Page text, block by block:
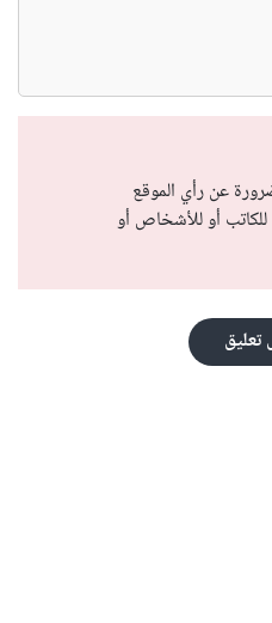
عن رأي الموقع
أو للأشخاص أو
تعليق